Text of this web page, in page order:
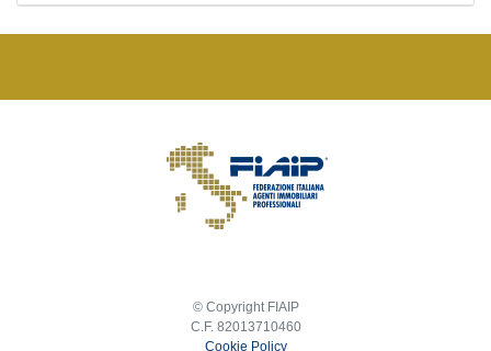
© Copyright FIAIP
C.F. 82013710460
Cookie Policy